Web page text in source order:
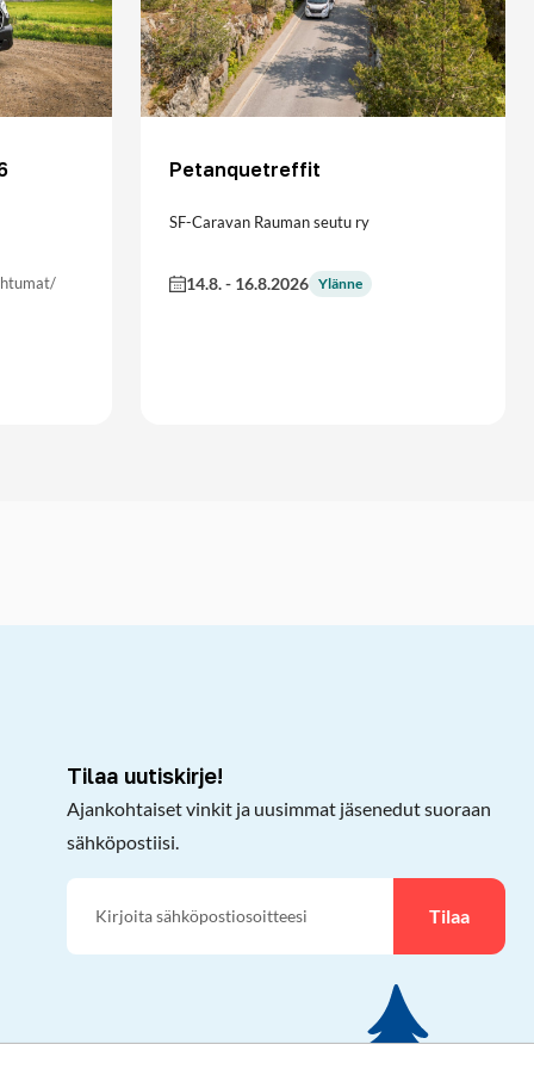
Petanquetreffit
SF-Caravan Rauman seutu ry
14.8.- 16.8.2026 Ylänne
Tilaa uutiskirje!
Ajankohtaiset vinkit ja uusimmat jäsenedut suoraan
sähköpostiisi.
Tilaa